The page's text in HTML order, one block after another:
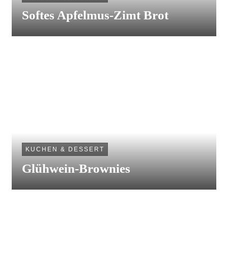
Softes Apfelmus-Zimt Brot
KUCHEN & DESSERT
Glühwein-Brownies